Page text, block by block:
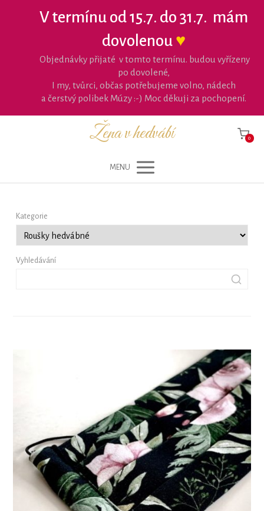
V termínu od 15.7. do 31.7. mám
dovolenou ♥
Objednávky přijaté v tomto termínu. budou vyřízeny
po dovolené,
I my, tvůrci, občas potřebujeme volno, nádech
a čerstvý polibek Múzy :-) Moc děkuji za pochopení.
Žena v hedvábí 0
MENU
Kategorie
Vyhledávání